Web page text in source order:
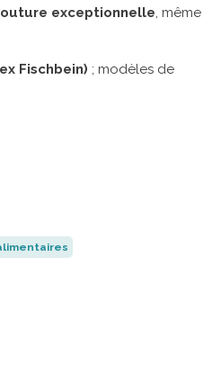
exceptionnelle, même
Fischbein) ; modèles de